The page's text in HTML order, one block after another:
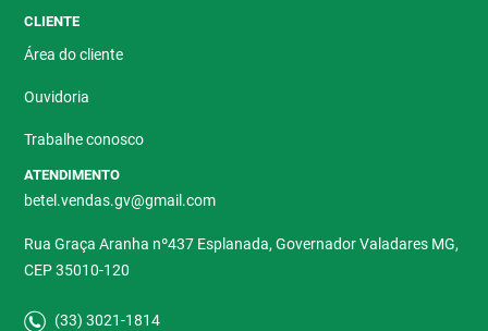
CLIENTE
Área do cliente
Ouvidoria
Trabalhe conosco
ATENDIMENTO
betel.vendas.gv@gmail.com
Rua Graça Aranha nº437 Esplanada, Governador Valadares MG,
CEP 35010-120
(33) 3021-1814